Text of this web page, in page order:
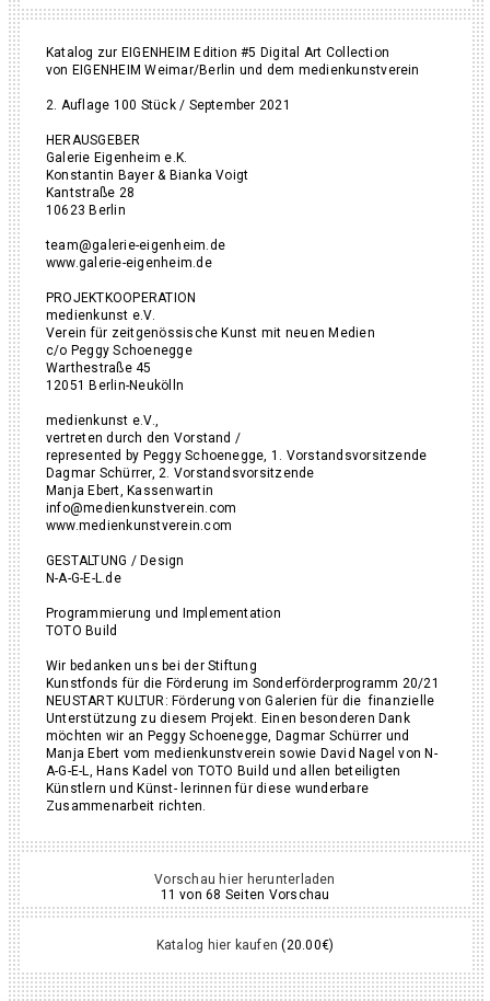
Katalog zur EIGENHEIM Edition #5 Digital Art Collection
von EIGENHEIM Weimar/Berlin und dem medienkunstverein
2. Auflage 100 Stück / September 2021
HERAUSGEBER
Galerie Eigenheim e.K.
Konstantin Bayer & Bianka Voigt
Kantstraße 28
10623 Berlin
team@galerie-eigenheim.de
www.galerie-eigenheim.de
PROJEKTKOOPERATION
medienkunst e.V.
Verein für zeitgenössische Kunst mit neuen Medien
c/o Peggy Schoenegge
Warthestraße 45
12051 Berlin-Neukölln
medienkunst e.V.,
vertreten durch den Vorstand /
represented by Peggy Schoenegge, 1. Vorstandsvorsitzende
Dagmar Schürrer, 2. Vorstandsvorsitzende
Manja Ebert, Kassenwartin
info@medienkunstverein.com
www.medienkunstverein.com
GESTALTUNG / Design
N-A-G-E-L.de
Programmierung und Implementation
TOTO Build
Wir bedanken uns bei der Stiftung
Kunstfonds für die Förderung im Sonderförderprogramm 20/21
NEUSTART KULTUR: Förderung von Galerien für die finanzielle
Unterstützung zu diesem Projekt. Einen besonderen Dank
möchten wir an Peggy Schoenegge, Dagmar Schürrer und
Manja Ebert vom medienkunstverein sowie David Nagel von N-
A-G-E-L, Hans Kadel von TOTO Build und allen beteiligten
Künstlern und Künst- lerinnen für diese wunderbare
Zusammenarbeit richten.
Vorschau hier herunterladen
11 von 68 Seiten Vorschau
Katalog hier kaufen (20.00€)